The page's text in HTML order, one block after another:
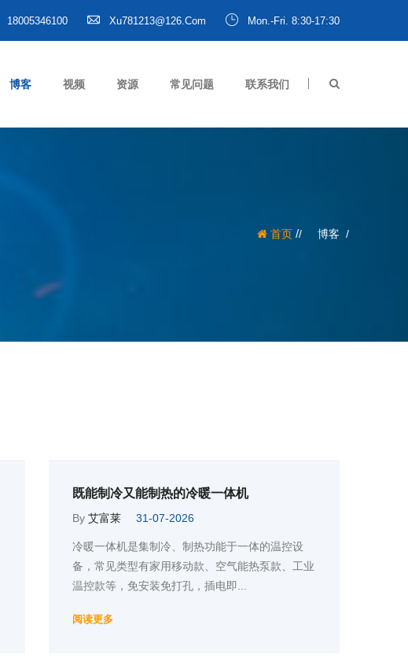
18005346100 Xu781213@126.com Mon.-Fri. 8:30-17:30
博客 视频 资源 常见问题 联系我们
首页 / 博客
既能制冷又能制热的冷暖一体机
By 艾富莱 31-07-2026
冷暖一体机是集制冷、制热功能于一体的温控设
备，常见类型有家用移动款、空气能热泵款、工业
温控款等，免安装免打孔，插电即...
阅读更多